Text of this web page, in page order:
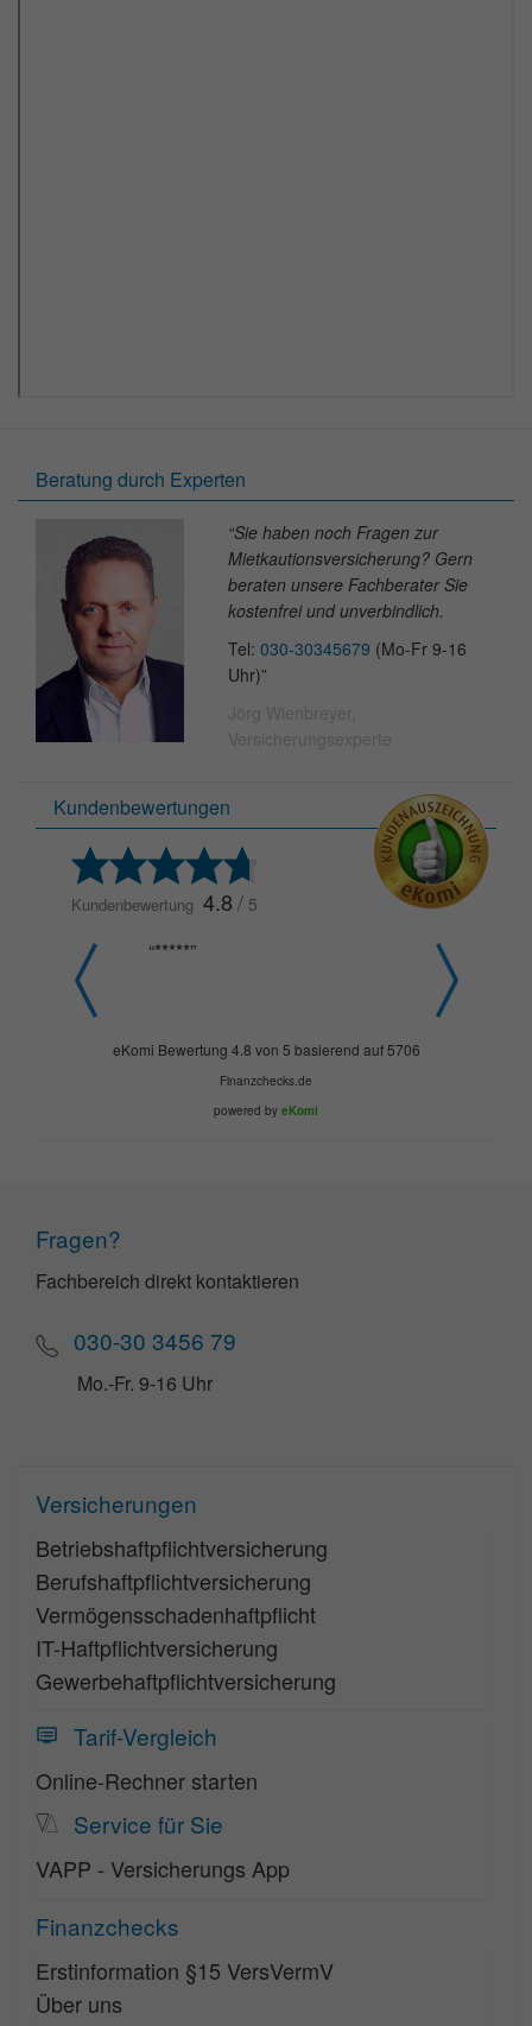
Beratung durch Experten
“Sie haben noch Fragen zur
Mietkautions­versicherung? Gern
beraten unsere Fachberater Sie
kostenfrei und unverbindlich.
Tel: 030-30345679 (Mo-Fr 9-16
Uhr)”
Jörg Wienbreyer,
Versicherungsexperte
Kundenbewertungen
Kundenbewertung 4.8/ 5
“*****”
eKomi Bewertung 4.8 von 5 basierend auf 5706
Finanzchecks.de
powered by eKomi
Fragen?
Fachbereich direkt kontaktieren
030-30 3456 79
Mo.-Fr. 9-16 Uhr
Versicherungen
Betriebshaftpflichtversicherung
Berufshaftpflichtversicherung
Vermögensschadenhaftpflicht
IT-Haftpflichtversicherung
Gewerbehaftpflichtversicherung
Tarif-Vergleich
Online-Rechner starten
Service für Sie
VAPP - Versicherungs App
Finanzchecks
Erstinformation §15 VersVermV
Über uns